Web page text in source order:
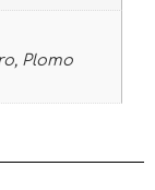
Plomo